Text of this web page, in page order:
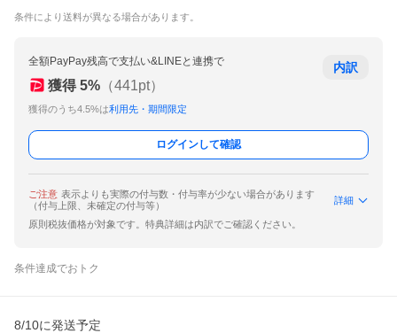
条件により送料が異なる場合があります。
全額PayPay残高で支払い&LINEと連携で
獲得 5% （441pt）
獲得のうち4.5%は利用先・期間限定
内訳
ログインして確認
ご注意 表示よりも実際の付与数・付与率が少ない場合があります
（付与上限、未確定の付与等）
詳細
原則税抜価格が対象です。特典詳細は内訳でご確認ください。
条件達成でおトク
8/10に発送予定